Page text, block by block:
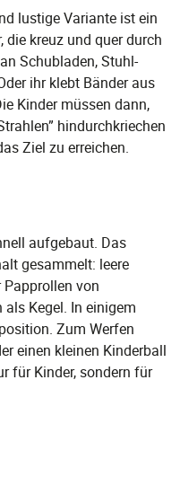
lustige Variante ist ein
die kreuz und quer durch
Schubladen, Stuhl-
ihr klebt Bänder aus
Kinder müssen dann,
hindurchkriechen
Ziel zu erreichen.
aufgebaut. Das
gesammelt: leere
von
Kegel. In einigem
Zum Werfen
einen kleinen Kinderball
für Kinder, sondern für